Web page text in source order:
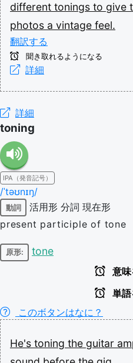
different tonings to give
photos a vintage feel.
翻訳する
聞き取れるようになる
詳細
詳細
toning
IPA（発音記号）
/ˈtəʊnɪŋ/
動詞 活用形 分詞 現在形
present participle of tone
原形: tone
意味
単語
このボタンはなに？
He's toning the guitar